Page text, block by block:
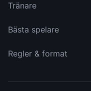
Tränare
Bästa spelare
Regler & format